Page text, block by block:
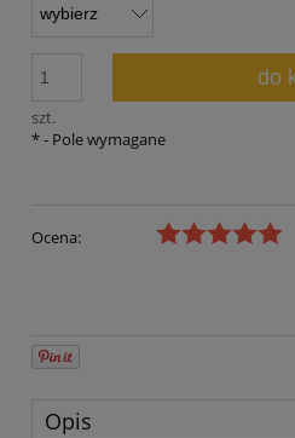
szt.
do
*- Pole wymagane
Ocena:
Opis